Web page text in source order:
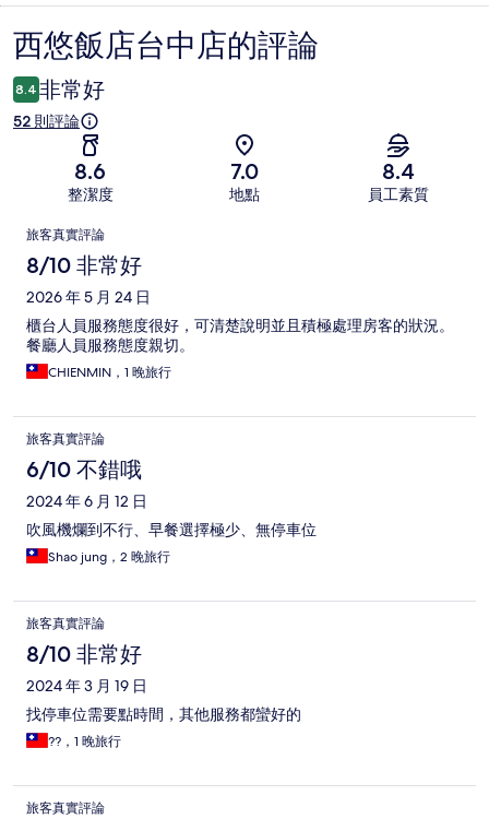
評
論
西悠飯店台中店的評論
8.4 非常好
52 則評論
8.6
整潔度
7.0
地點
8.4
員工素質
評
論
旅客真實評論
8/10 非常好
2026 年 5 月 24 日
櫃台人員服務態度很好，可清楚說明並且積極處理房客的狀況。
餐廳人員服務態度親切。
CHIENMIN，1 晚旅行
旅客真實評論
6/10 不錯哦
2024 年 6 月 12 日
吹風機爛到不行、早餐選擇極少、無停車位
Shao jung，2 晚旅行
旅客真實評論
8/10 非常好
2024 年 3 月 19 日
找停車位需要點時間，其他服務都蠻好的
??，1 晚旅行
旅客真實評論